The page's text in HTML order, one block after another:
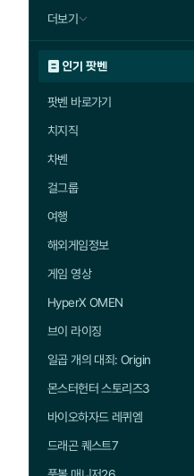
더보기
인기 팟벤
팟벤 바로가기
치지직
차벤
걸그룹
여행
해외게임정보
게임 영상
HyperX OMEN
브이 라이징
일곱 개의 대죄: Origin
몬스터헌터 스토리즈3
바이오하자드 레퀴엠
드래곤 퀘스트7